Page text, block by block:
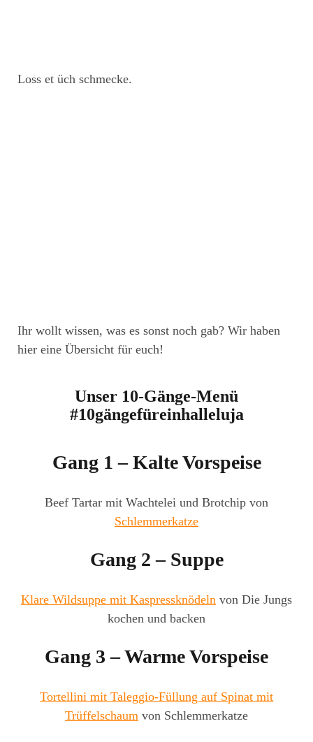
Loss et üch schmecke.
Ihr wollt wissen, was es sonst noch gab? Wir haben
hier eine Übersicht für euch!
Unser 10-Gänge-Menü
#10gängefüreinhalleluja
Gang 1 – Kalte Vorspeise
Beef Tartar mit Wachtelei und Brotchip von
Schlemmerkatze
Gang 2 – Suppe
Klare Wildsuppe mit Kaspressknödeln von Die Jungs
kochen und backen
Gang 3 – Warme Vorspeise
Tortellini mit Taleggio-Füllung auf Spinat mit
Trüffelschaum von Schlemmerkatze